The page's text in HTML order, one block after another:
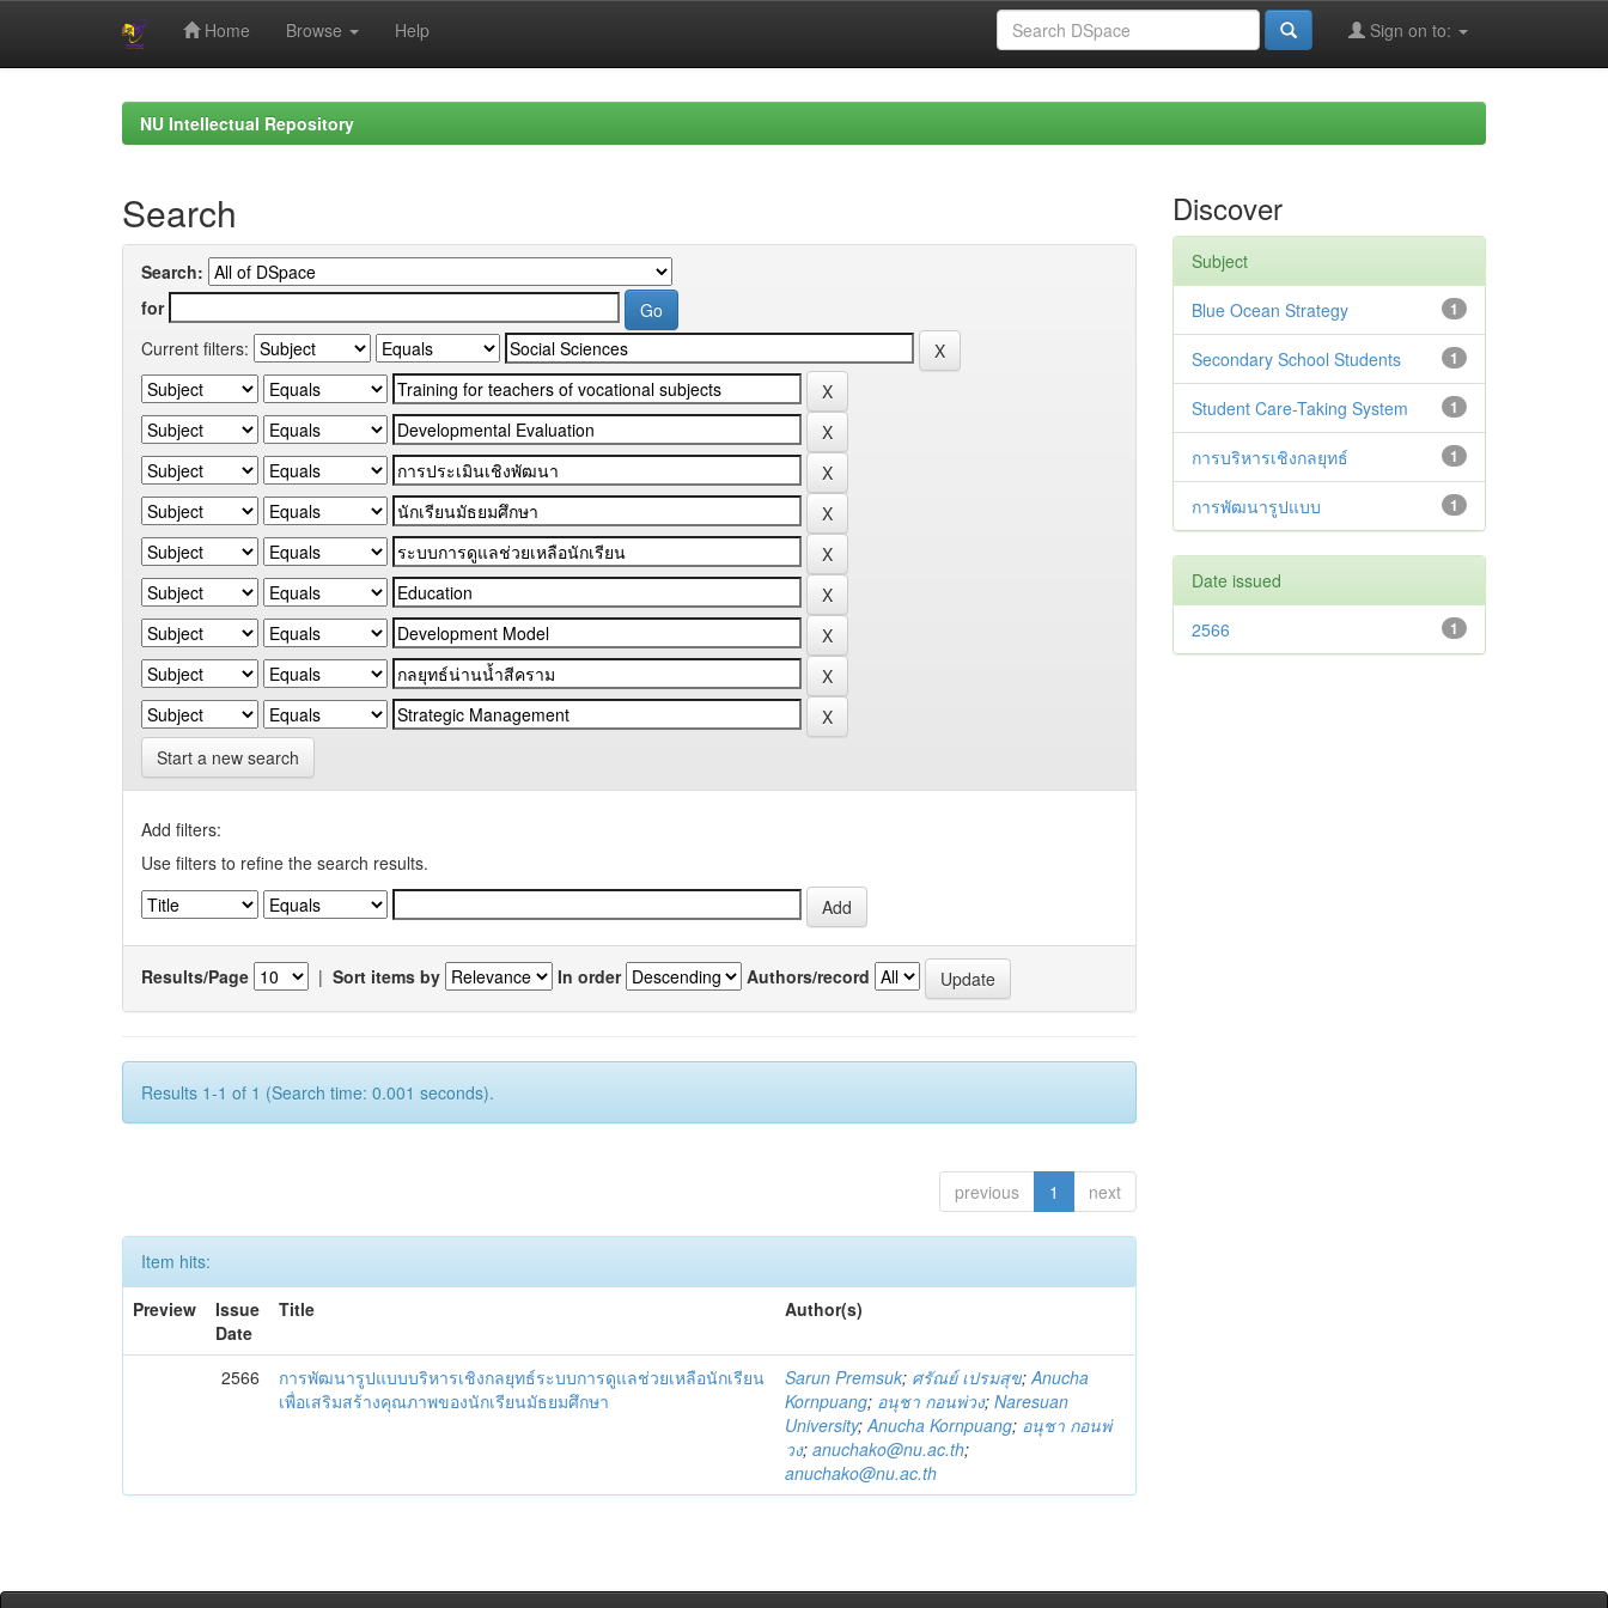
Home Browse Help Sign on to:
NU Intellectual Repository
Search
Search:
for
Current filters:
Start a new search
Add filters:
Use filters to refine the search results.
Results/Page | Sort items by In order Authors/record
Results 1-1 of 1 (Search time: 0.001 seconds).
previous 1 next
Item hits:
Preview
Issue
Date
Title Author(s)
2566
การพัฒนารูปแบบบริหารเชิงกลยุทธ์ระบบการดูแลช่วยเหลือนักเรียน
เพื่อเสริมสร้างคุณภาพของนักเรียนมัธยมศึกษา
Sarun Premsuk; ศรัณย์ เปรมสุข;Anucha
Kornpuang; อนุชา กอนพ่วง;Naresuan
University;Anucha Kornpuang; อนุชา กอนพ่
วง;anuchako@nu.ac.th;
anuchako@nu.ac.th
Discover
Subject
1
Blue Ocean Strategy
1
Secondary School Students
1
Student Care-Taking System
1
การบริหารเชิงกลยุทธ์
1
การพัฒนารูปแบบ
Date issued
1
2566